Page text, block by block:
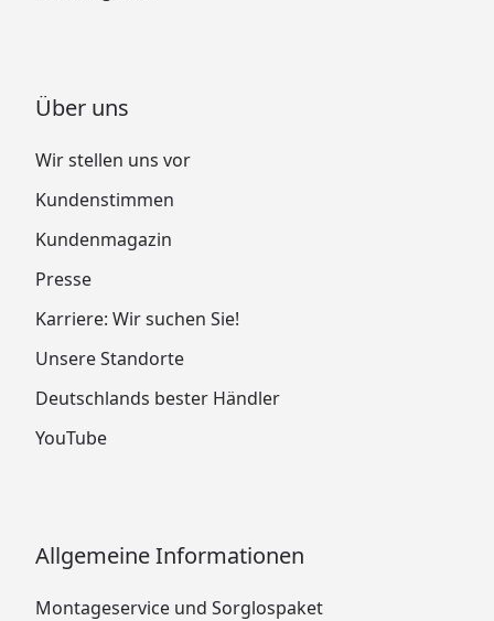
Über uns
Wir stellen uns vor
Kundenstimmen
Kundenmagazin
Presse
Karriere: Wir suchen Sie!
Unsere Standorte
Deutschlands bester Händler
YouTube
Allgemeine Informationen
Montageservice und Sorglospaket